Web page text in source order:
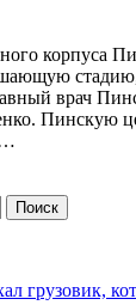
корпуса
врач
Пинскую
грузовик,